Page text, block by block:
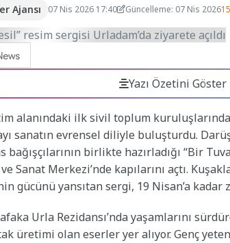
Ajansı 07 Nis 2026 17:40 Güncelleme: 07 Nis 2026
Yazı Özetini Göster
alanındaki ilk sivil toplum
sanatın evrensel diliyle buluşturdu.
bağışçılarının birlikte hazırladığı “Bir
Sanat Merkezi’nde kapılarını açtı.
gücünü yansıtan sergi, 19 Nisan’a kadar
Urla Rezidansı’nda yaşamlarını
üretimi olan eserler yer alıyor. Genç